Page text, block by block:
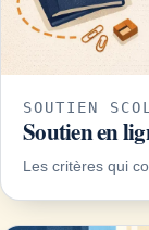
SOUTIEN
Soutien en
Les critères qui